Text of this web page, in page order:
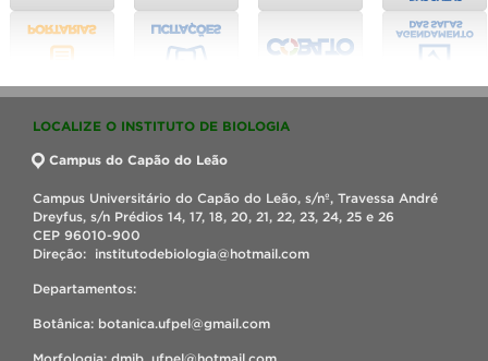
LOCALIZE O INSTITUTO DE BIOLOGIA
Campus do Capão do Leão
Campus Universitário do Capão do Leão, s/nº, Travessa André
Dreyfus, s/n Prédios 14, 17, 18, 20, 21, 22, 23, 24, 25 e 26
CEP 96010-900
Direção: institutodebiologia@hotmail.com
Departamentos:
Botânica: botanica.ufpel@gmail.com
Morfologia: dmib_ufpel@hotmail.com